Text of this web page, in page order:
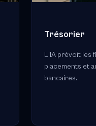
Trésorier
L'IA prévoit les
placements et
bancaires.